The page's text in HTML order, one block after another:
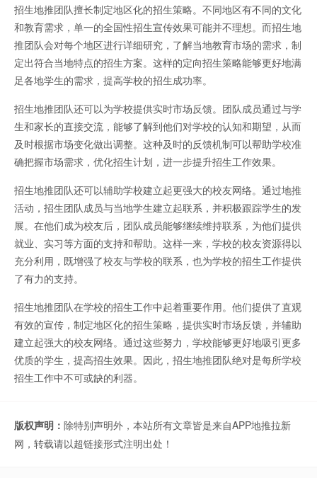
招生地推团队擅长制定地区化的招生策略。不同地区有不同的文化
和教育需求，单一的全国性招生宣传效果可能并不理想。而招生地
推团队会对每个地区进行详细研究，了解当地教育市场的需求，制
定出符合当地特点的招生方案。这样的定向招生策略能够更好地满
足各地学生的需求，提高学校的招生成功率。
招生地推团队还可以为学校提供实时市场反馈。团队成员通过与学
生和家长的直接交流，能够了解到他们对学校的认知和期望，从而
及时根据市场变化做出调整。这种及时的反馈机制可以帮助学校准
确把握市场需求，优化招生计划，进一步提升招生工作效果。
招生地推团队还可以辅助学校建立起更强大的校友网络。通过地推
活动，招生团队成员与当地学生建立起联系，并积极跟踪学生的发
展。在他们成为校友后，团队成员能够继续维持联系，为他们提供
就业、实习等方面的支持和帮助。这样一来，学校的校友资源得以
充分利用，既增强了校友与学校的联系，也为学校的招生工作提供
了有力的支持。
招生地推团队在学校的招生工作中起着重要作用。他们提供了直观
有效的宣传，制定地区化的招生策略，提供实时市场反馈，并辅助
建立起强大的校友网络。通过这些努力，学校能够更好地吸引更多
优质的学生，提高招生效果。因此，招生地推团队绝对是每所学校
招生工作中不可或缺的利器。
版权声明： 除特别声明外，本站所有文章皆是来自APP地推拉新
网，转载请以超链接形式注明出处！